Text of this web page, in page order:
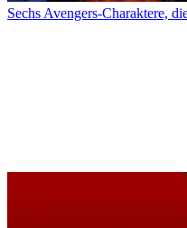
Sechs Avengers-Charaktere,